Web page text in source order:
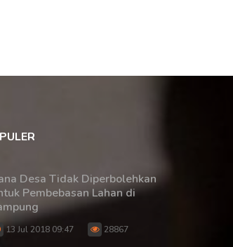
Desa Tidak Diperbolehkan
Pembebasan Lahan di
13 Jul 2018 09:47 28867